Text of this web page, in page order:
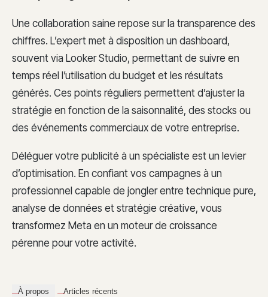
Une collaboration saine repose sur la transparence des
chiffres. L’expert met à disposition un dashboard,
souvent via Looker Studio, permettant de suivre en
temps réel l’utilisation du budget et les résultats
générés. Ces points réguliers permettent d’ajuster la
stratégie en fonction de la saisonnalité, des stocks ou
des événements commerciaux de votre entreprise.
Déléguer votre publicité à un spécialiste est un levier
d’optimisation. En confiant vos campagnes à un
professionnel capable de jongler entre technique pure,
analyse de données et stratégie créative, vous
transformez Meta en un moteur de croissance
pérenne pour votre activité.
À propos Articles récents